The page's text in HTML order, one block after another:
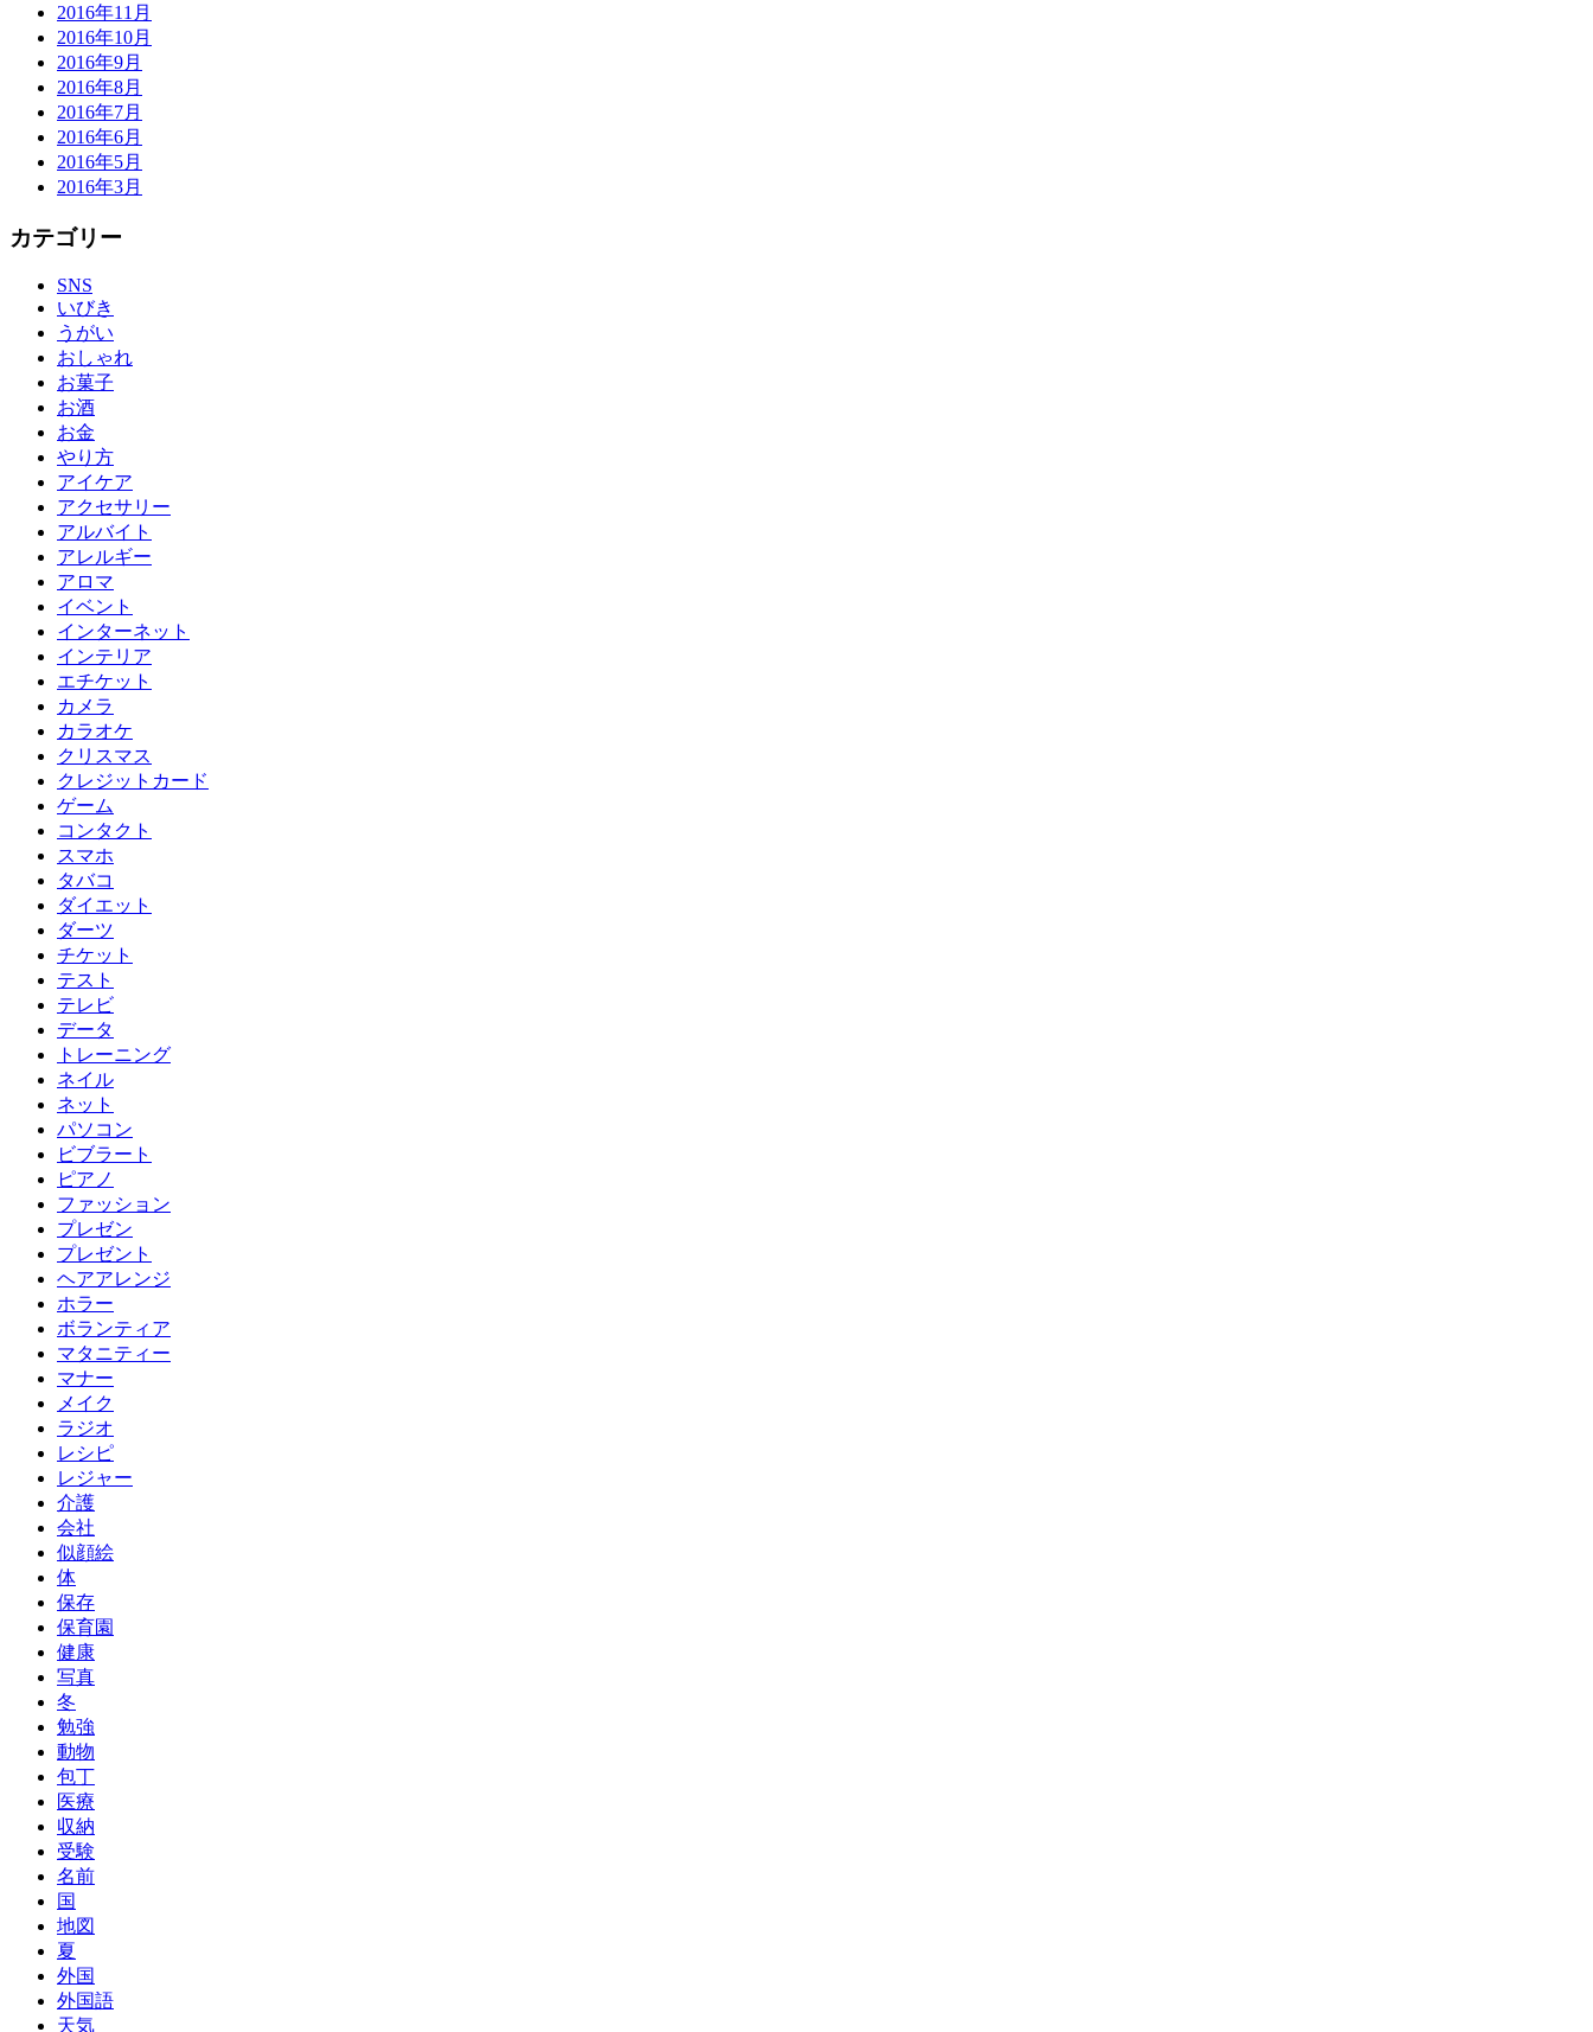
2016年11月
2016年10月
2016年9月
2016年8月
2016年7月
2016年6月
2016年5月
2016年3月
カテゴリー
SNS
いびき
うがい
おしゃれ
お菓子
お酒
お金
やり方
アイケア
アクセサリー
アルバイト
アレルギー
アロマ
イベント
インターネット
インテリア
エチケット
カメラ
カラオケ
クリスマス
クレジットカード
ゲーム
コンタクト
スマホ
タバコ
ダイエット
ダーツ
チケット
テスト
テレビ
データ
トレーニング
ネイル
ネット
パソコン
ビブラート
ピアノ
ファッション
プレゼン
プレゼント
ヘアアレンジ
ホラー
ボランティア
マタニティー
マナー
メイク
ラジオ
レシピ
レジャー
介護
会社
似顔絵
体
保存
保育園
健康
写真
冬
勉強
動物
包丁
医療
収納
受験
名前
国
地図
夏
外国
外国語
天気